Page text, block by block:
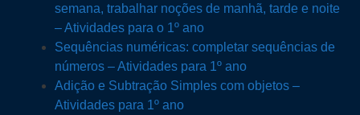
semana, trabalhar noções de manhã, tarde e noite
– Atividades para o 1º ano
Sequências numéricas: completar sequências de
números – Atividades para 1º ano
Adição e Subtração Simples com objetos –
Atividades para 1º ano